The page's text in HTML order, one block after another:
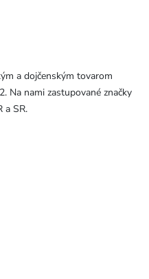
a dojčenským tovarom
Na nami zastupované značky
a SR.